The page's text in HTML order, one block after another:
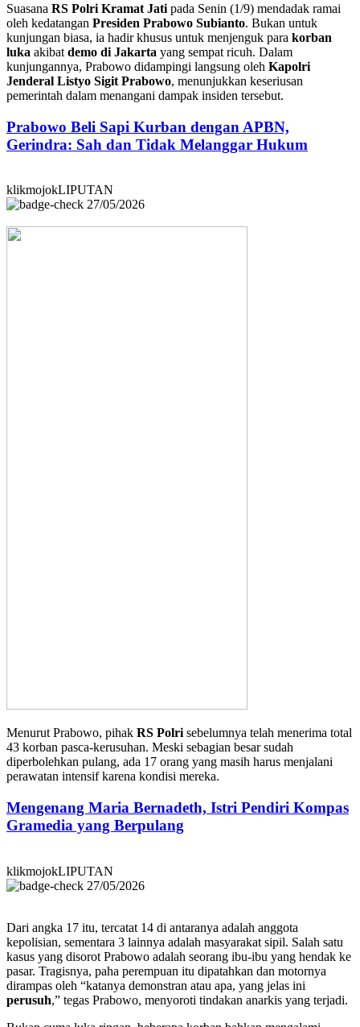
Suasana RS Polri Kramat Jati pada Senin (1/9) mendadak ramai
oleh kedatangan Presiden Prabowo Subianto. Bukan untuk
kunjungan biasa, ia hadir khusus untuk menjenguk para korban
luka akibat demo di Jakarta yang sempat ricuh. Dalam
kunjungannya, Prabowo didampingi langsung oleh Kapolri
Jenderal Listyo Sigit Prabowo, menunjukkan keseriusan
pemerintah dalam menangani dampak insiden tersebut.
Prabowo Beli Sapi Kurban dengan APBN,
Gerindra: Sah dan Tidak Melanggar Hukum
klikmojokLIPUTAN
27/05/2026
Menurut Prabowo, pihak RS Polri sebelumnya telah menerima total
43 korban pasca-kerusuhan. Meski sebagian besar sudah
diperbolehkan pulang, ada 17 orang yang masih harus menjalani
perawatan intensif karena kondisi mereka.
Mengenang Maria Bernadeth, Istri Pendiri Kompas
Gramedia yang Berpulang
klikmojokLIPUTAN
27/05/2026
Dari angka 17 itu, tercatat 14 di antaranya adalah anggota
kepolisian, sementara 3 lainnya adalah masyarakat sipil. Salah satu
kasus yang disorot Prabowo adalah seorang ibu-ibu yang hendak ke
pasar. Tragisnya, paha perempuan itu dipatahkan dan motornya
dirampas oleh “katanya demonstran atau apa, yang jelas ini
perusuh,” tegas Prabowo, menyoroti tindakan anarkis yang terjadi.